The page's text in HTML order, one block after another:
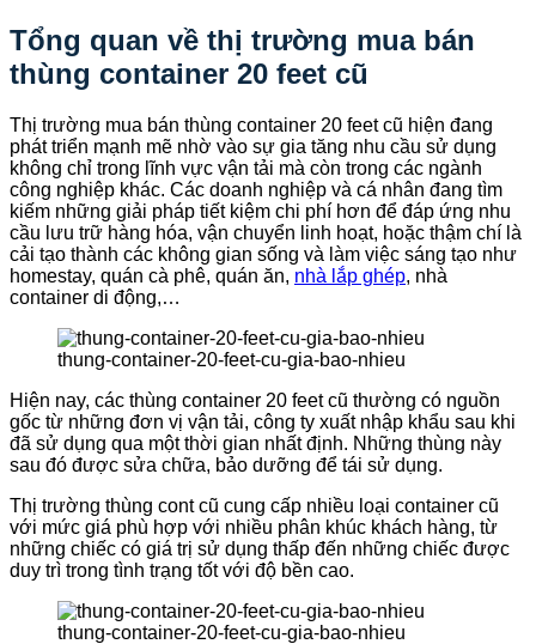
Tổng quan về thị trường mua bán
thùng container 20 feet cũ
Thị trường mua bán thùng container 20 feet cũ hiện đang
phát triển mạnh mẽ nhờ vào sự gia tăng nhu cầu sử dụng
không chỉ trong lĩnh vực vận tải mà còn trong các ngành
công nghiệp khác. Các doanh nghiệp và cá nhân đang tìm
kiếm những giải pháp tiết kiệm chi phí hơn để đáp ứng nhu
cầu lưu trữ hàng hóa, vận chuyển linh hoạt, hoặc thậm chí là
cải tạo thành các không gian sống và làm việc sáng tạo như
homestay, quán cà phê, quán ăn, nhà lắp ghép, nhà
container di động,…
thung-container-20-feet-cu-gia-bao-nhieu
Hiện nay, các thùng container 20 feet cũ thường có nguồn
gốc từ những đơn vị vận tải, công ty xuất nhập khẩu sau khi
đã sử dụng qua một thời gian nhất định. Những thùng này
sau đó được sửa chữa, bảo dưỡng để tái sử dụng.
Thị trường thùng cont cũ cung cấp nhiều loại container cũ
với mức giá phù hợp với nhiều phân khúc khách hàng, từ
những chiếc có giá trị sử dụng thấp đến những chiếc được
duy trì trong tình trạng tốt với độ bền cao.
thung-container-20-feet-cu-gia-bao-nhieu